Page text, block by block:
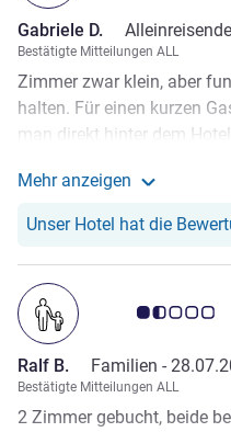
Gabriele D.
Bestätigte Mitteilungen ALL
Zimmer zwar klein, aber
halten. Für einen kurzen
man direkt hinter dem
Fahrradweg) einen sehr
(selbstverständlich
Ende des Weges). Dort ist
Spaziergängerweg. Hotel
man kommt problemlos
Auch von der Tiefgarage
mitbuchen, denn
unmöglich. Trotz
Zimmer angenehm ruhig
sauber und Personal
Mehr anzeigen
Unser Hotel hat die
Note
Ralf B. Familien -
Bestätigte Mitteilungen ALL
2 Zimmer gebucht, beide